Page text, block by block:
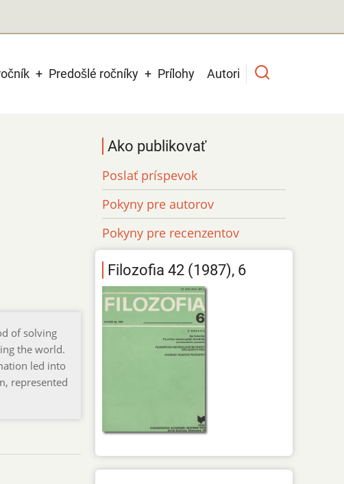
Predošlé ročníky Prílohy Autori
of solving
the world.
led into
represented
Ako publikovať
Poslať príspevok
Pokyny pre autorov
Pokyny pre recenzentov
Filozofia 42 (1987), 6